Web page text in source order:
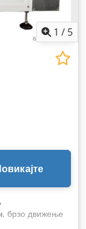
1 / 5
,
, брзо движење
вретеното: